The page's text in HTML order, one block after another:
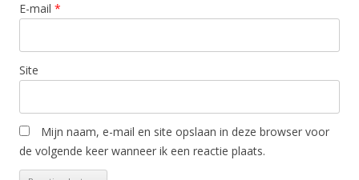
E-mail *
Site
Mijn naam, e-mail en site opslaan in deze browser voor
de volgende keer wanneer ik een reactie plaats.